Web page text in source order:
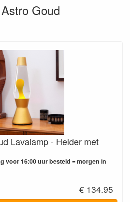
Goud
Lavalamp - Helder met
voor 16:00 uur besteld = morgen in
€ 134.95